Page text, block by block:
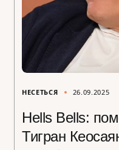
НЕСЕТЬСЯ 26.09.2025
Hells Bells:
Тигран